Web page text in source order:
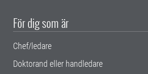
För dig som är
Chef/ledare
Doktorand eller handledare